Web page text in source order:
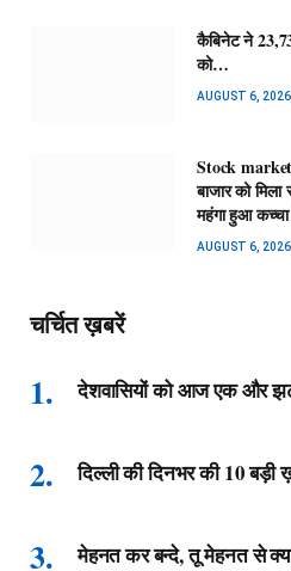
कैबिनेट ने
को…
AUGUST 6, 2026
Stock
बाजार को
महंगा हुआ
AUGUST 6, 2026
चर्चित ख़बरें
देशवासियों को आज एक और
दिल्ली की दिनभर की 10
मेहनत कर बन्दे, तू मेहनत से